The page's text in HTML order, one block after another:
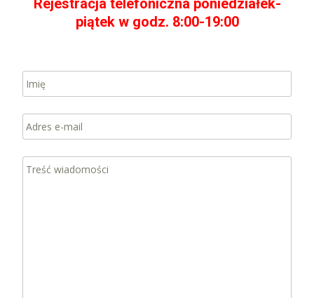
Rejestracja telefoniczna poniedziałek-
piątek w godz. 8:00-19:00